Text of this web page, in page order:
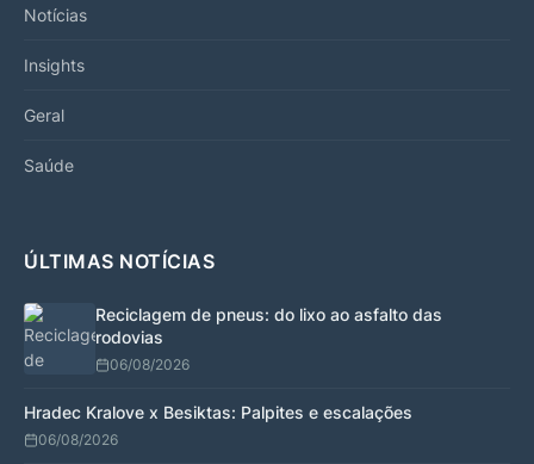
Notícias
Insights
Geral
Saúde
ÚLTIMAS NOTÍCIAS
Reciclagem de pneus: do lixo ao asfalto das
rodovias
06/08/2026
Hradec Kralove x Besiktas: Palpites e escalações
06/08/2026